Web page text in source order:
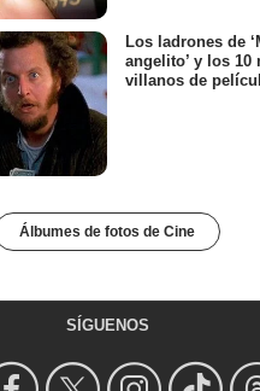
Los ladrones de
angelito’ y los 10
villanos de
Álbumes de fotos de Cine
SÍGUENOS